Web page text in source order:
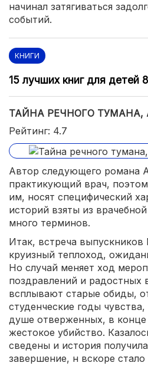
начинал затягиваться
событий.
КНИГИ
15 лучших книг для детей
ТАЙНА РЕЧНОГО ТУМАНА,
Рейтинг: 4.7
Автор следующего романа
практикующий врач,
им, носят специфический
историй взяты из
много терминов.
Итак, встреча
круизный теплоход,
Но случай меняет ход
поздравлений и радостных
всплывают старые обиды,
студенческие годы
душе отверженных, в конце
жестокое убийство.
сведены и история
завершение, н вскоре